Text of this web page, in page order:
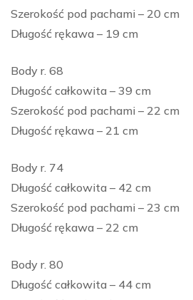
Szerokość pod pachami – 20 cm
Długość rękawa – 19 cm
Body r. 68
Długość całkowita – 39 cm
Szerokość pod pachami – 22 cm
Długość rękawa – 21 cm
Body r. 74
Długość całkowita – 42 cm
Szerokość pod pachami – 23 cm
Długość rękawa – 22 cm
Body r. 80
Długość całkowita – 44 cm